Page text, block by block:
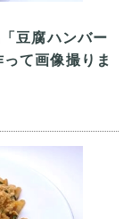
豆腐ハンバー
て画像撮りま